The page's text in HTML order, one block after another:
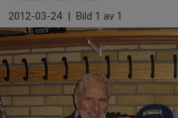
2012-03-24 | Bild 1 av 1